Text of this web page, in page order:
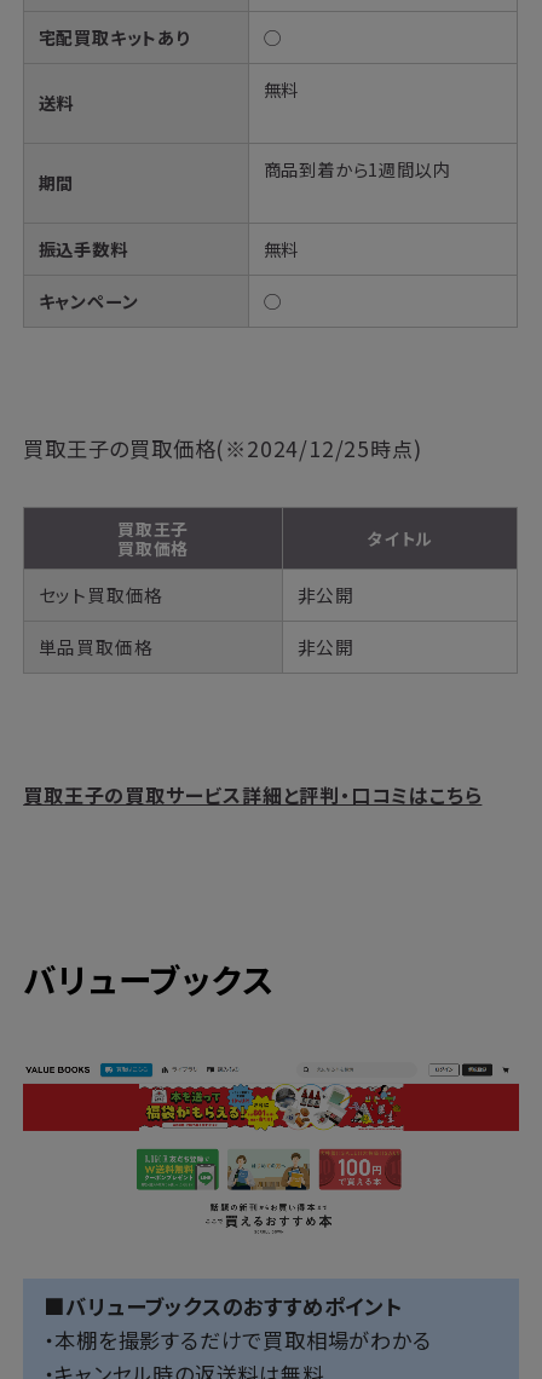
宅配買取キットあり ◯
送料
無料
期間
商品到着から1週間以内
振込手数料 無料
キャンペーン ◯
買取王子の買取価格(※2024/12/25時点)
買取王子
買取価格
タイトル
セット買取価格 非公開
単品買取価格 非公開
買取王子の買取サービス詳細と評判・口コミはこちら
バリューブックス
■バリューブックスのおすすめポイント
・本棚を撮影するだけで買取相場がわかる